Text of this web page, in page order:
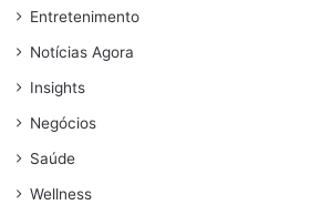
Entretenimento
Notícias Agora
Insights
Negócios
Saúde
Wellness